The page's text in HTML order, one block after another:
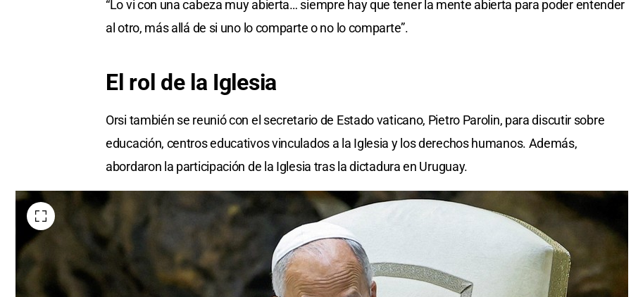
“Lo vi con una cabeza muy abierta… siempre hay que tener la mente abierta para poder entender
al otro, más allá de si uno lo comparte o no lo comparte”.
El rol de la Iglesia
Orsi también se reunió con el secretario de Estado vaticano, Pietro Parolin, para discutir sobre
educación, centros educativos vinculados a la Iglesia y los derechos humanos. Además,
abordaron la participación de la Iglesia tras la dictadura en Uruguay.